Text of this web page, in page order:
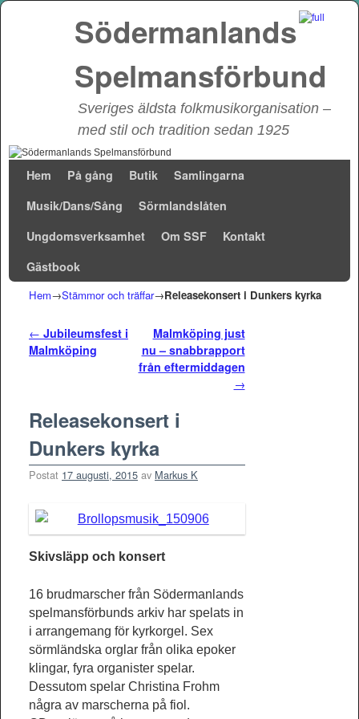
Södermanlands
Spelmansförbund
Sveriges äldsta folkmusikorganisation –
med stil och tradition sedan 1925
Hem På gång Butik
Samlingarna
Musik/Dans/Sång
Sörmlandslåten
Ungdomsverksamhet
Om SSF
Kontakt
Gästbook
Hem→Stämmor och träffar→Releasekonsert i Dunkers kyrka
Inläggsnavigering
← Jubileumsfest i
Malmköping
Malmköping just
nu – snabbrapport
från eftermiddagen
→
Releasekonsert i
Dunkers kyrka
Postat 17 augusti, 2015 av Markus K
Skivsläpp och konsert
16 brudmarscher från Södermanlands
spelmansförbunds arkiv har spelats in
i arrangemang för kyrkorgel. Sex
sörmländska orglar från olika epoker
klingar, fyra organister spelar.
Dessutom spelar Christina Frohm
några av marscherna på fiol.